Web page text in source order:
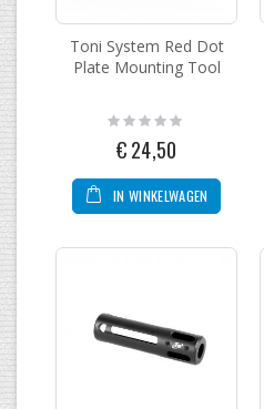
Toni System Red Dot
Plate Mounting Tool
Rating:
0%
€ 24,50
IN WINKELWAGEN